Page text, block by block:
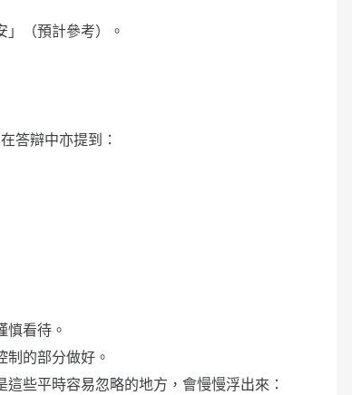
（預計參考）。
答辯中亦提到：
看待。
的部分做好。
些平時容易忽略的地方，會慢慢浮出來：